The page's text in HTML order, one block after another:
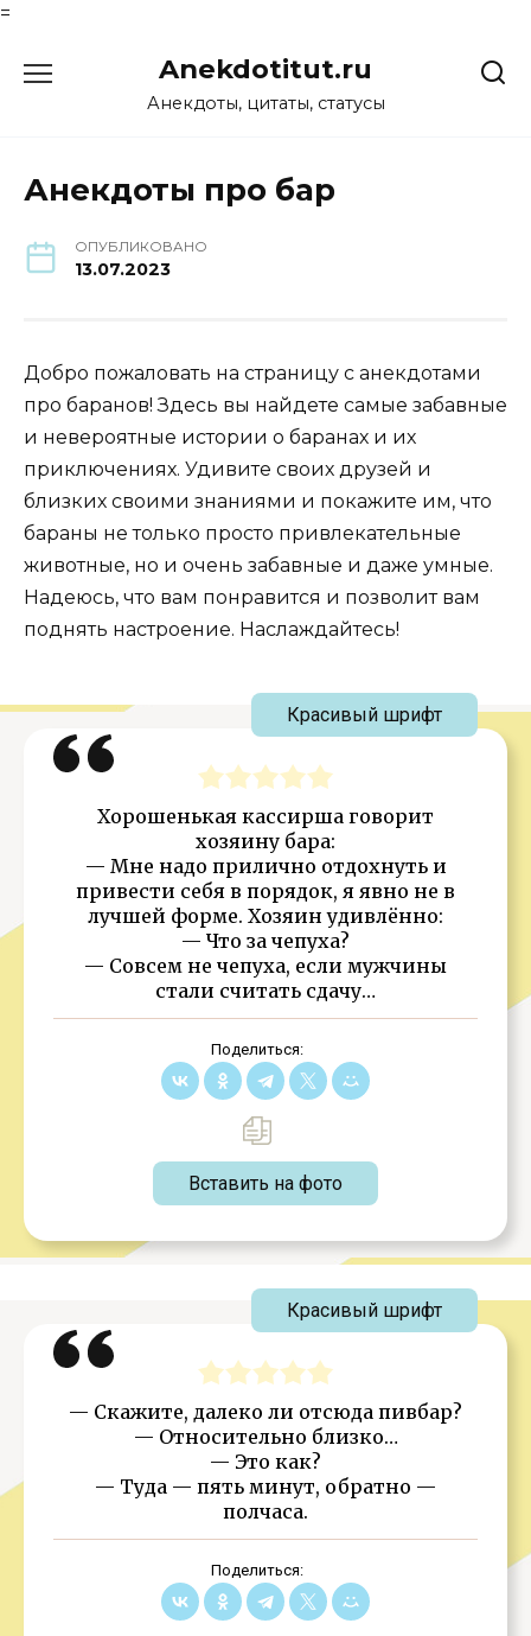
=
Anekdotitut.ru
Анекдоты, цитаты, статусы
Анекдоты про бар
ОПУБЛИКОВАНО
13.07.2023
Добро пожаловать на страницу с анекдотами
про баранов! Здесь вы найдете самые забавные
и невероятные истории о баранах и их
приключениях. Удивите своих друзей и
близких своими знаниями и покажите им, что
бараны не только просто привлекательные
животные, но и очень забавные и даже умные.
Надеюсь, что вам понравится и позволит вам
поднять настроение. Наслаждайтесь!
Хорошенькая кассирша говорит
хозяину бара:
— Мне надо прилично отдохнуть и
привести себя в порядок, я явно не в
лучшей форме. Хозяин удивлённо:
— Что за чепуха?
— Совсем не чепуха, если мужчины
стали считать сдачу…
Поделиться:
Вставить на фото
Красивый шрифт
— Скажите, далеко ли отсюда пивбар?
— Относительно близко…
— Это как?
— Туда — пять минут, обратно —
полчаса.
Поделиться:
Красивый шрифт